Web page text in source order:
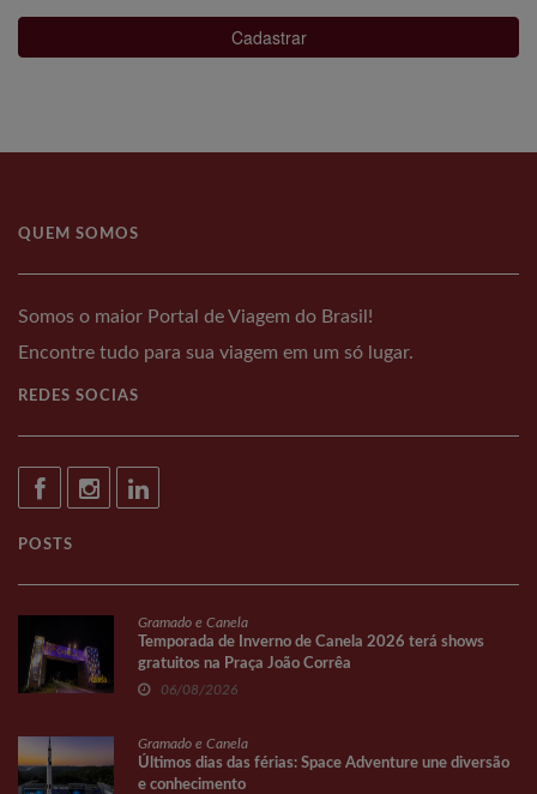
Cadastrar
QUEM SOMOS
Somos o maior Portal de Viagem do Brasil!
Encontre tudo para sua viagem em um só lugar.
REDES SOCIAS
POSTS
Gramado e Canela
Temporada de Inverno de Canela 2026 terá shows
gratuitos na Praça João Corrêa
06/08/2026
Gramado e Canela
Últimos dias das férias: Space Adventure une diversão
e conhecimento